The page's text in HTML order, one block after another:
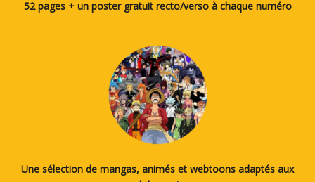
52 pages + un poster gratuit recto/verso à chaque numéro
Une sélection de mangas, animés et webtoons adaptés aux